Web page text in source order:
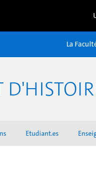
La
Etudiant.es